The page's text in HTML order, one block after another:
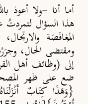
أما أنا -ولا أعوذ
هذا السؤال لتمردتُ
المُغافَصَة
ومقتضى الحال،
إلى (وظائف أهل
ضع على ظهر
{وَهَذَا كِتَابٌ